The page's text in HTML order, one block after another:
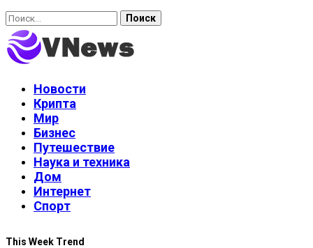
Найти:
Новости
Крипта
Мир
Бизнес
Путешествие
Наука и техника
Дом
Интернет
Спорт
This Week Trend